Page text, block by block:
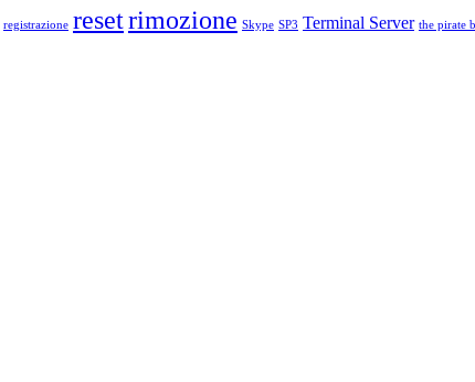
registrazione resetrimozione Skype SP3 Terminal Server the pirate